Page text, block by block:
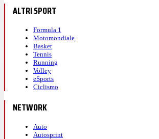
ALTRI SPORT
Formula 1
Motomondiale
Basket
Tennis
Running
Volley
eSports
Ciclismo
NETWORK
Auto
Autosprint